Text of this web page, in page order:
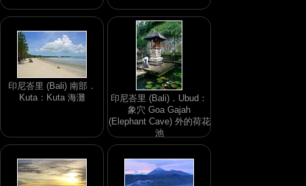
印尼峇里 (Bali) 南部．
Kuta：Kuta 海灘
印尼峇里 (Bali)．Ubud：
象穴 Goa Gajah
(Elephant Cave) 外的荷花
池